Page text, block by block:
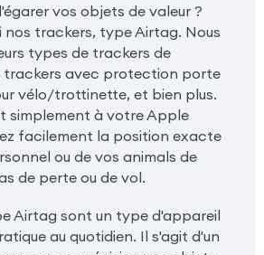
vos objets de valeur ?
nos trackers, type Airtag. Nous
types de trackers de
trackers avec protection porte
vélo/trottinette, et bien plus.
simplement à votre Apple
facilement la position exacte
ou de vos animals de
de perte ou de vol.
Airtag sont un type d'appareil
au quotidien. Il s'agit d'un